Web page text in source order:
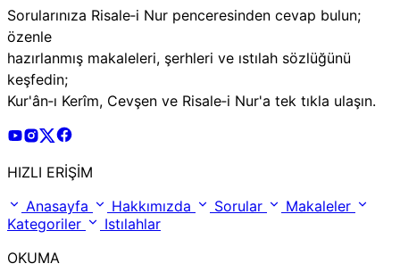
Sorularınıza Risale‑i Nur penceresinden cevap bulun;
özenle
hazırlanmış makaleleri, şerhleri ve ıstılah sözlüğünü
keşfedin;
Kur'ân‑ı Kerîm, Cevşen ve Risale‑i Nur'a tek tıkla ulaşın.
Risale Online Youtube Hesabı
Risale Online Instagram Hesabı
Risale Online X Hesabı
HIZLI ERİŞİM
Anasayfa
Hakkımızda Sorular
Makaleler
Kategoriler
Istılahlar
OKUMA